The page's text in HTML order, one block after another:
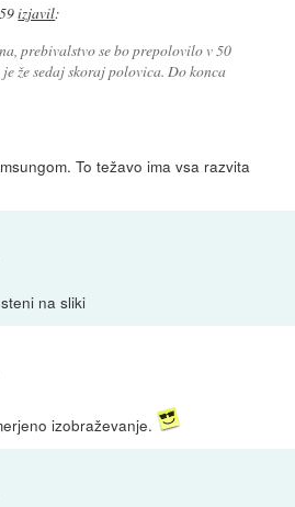
izjavil:
prebivalstvo se bo prepolovilo v 50
že sedaj skoraj polovica. Do konca
To težavo ima vsa razvita
na sliki
izobraževanje.